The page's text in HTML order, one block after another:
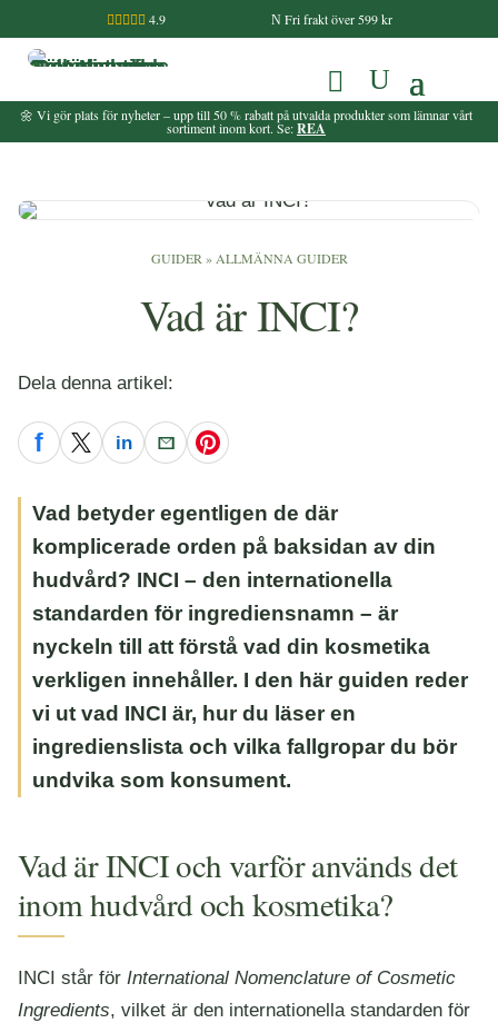
 4.9 NFri frakt över 599 kr
🌼 Vi gör plats för nyheter – upp till 50 % rabatt på utvalda produkter som lämnar vårt
sortiment inom kort. Se:REA
GUIDER»ALLMÄNNA GUIDER
Vad är INCI?
Dela denna artikel:
fFacebook
X inLinkedIn
E-postPinterest
Vad betyder egentligen de där
komplicerade orden på baksidan av din
hudvård? INCI – den internationella
standarden för ingrediensnamn – är
nyckeln till att förstå vad din kosmetika
verkligen innehåller. I den här guiden reder
vi ut vad INCI är, hur du läser en
ingredienslista och vilka fallgropar du bör
undvika som konsument.
Vad är INCI och varför används det
inom hudvård och kosmetika?
INCI står för International Nomenclature of Cosmetic
Ingredients, vilket är den internationella standarden för